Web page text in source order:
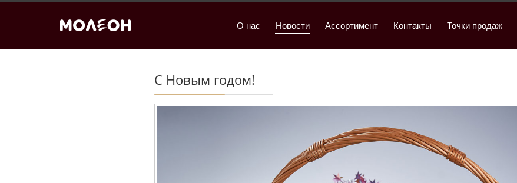
О нас Новости Ассортимент Контакты Точки продаж
С Новым годом!